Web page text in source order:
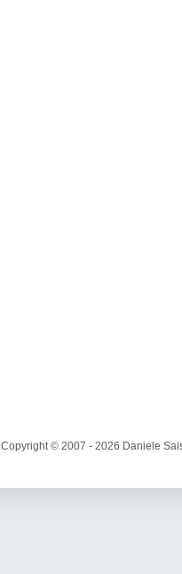
Copyright © 2007 - 2026 Daniele